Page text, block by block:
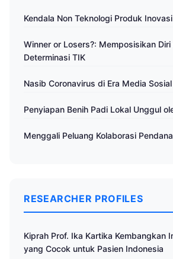
Kendala Non Teknologi Produk
Winner or Losers?: Memposisikan Diri
Determinasi TIK
Nasib Coronavirus di Era Media Sosial
Penyiapan Benih Padi Lokal Unggul
Menggali Peluang Kolaborasi
RESEARCHER PROFILES
Kiprah Prof. Ika Kartika Kembangkan
yang Cocok untuk Pasien Indonesia